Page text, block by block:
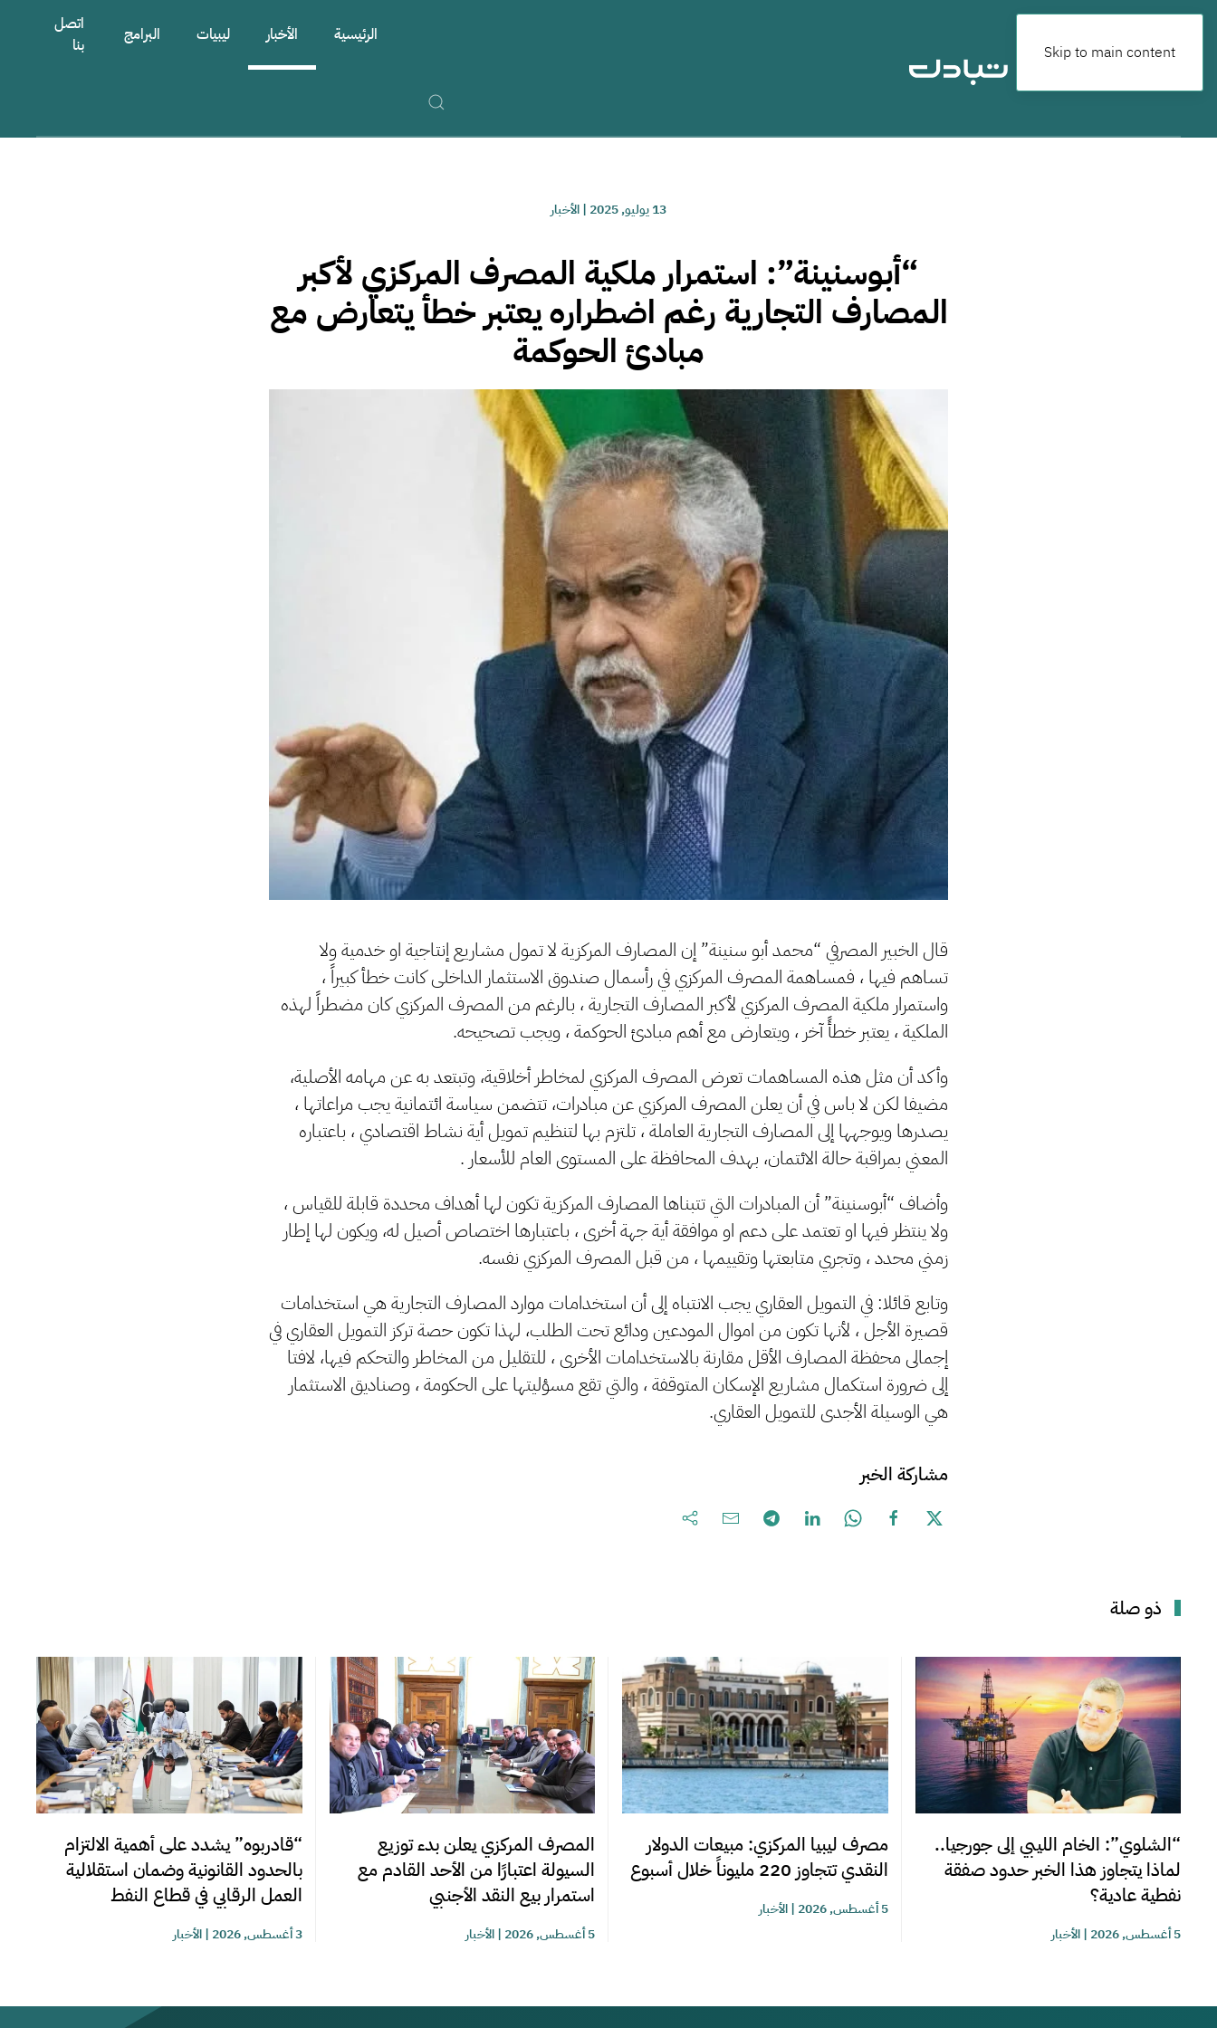
Skip to main content
الرئيسية الأخبار ليبيات البرامج
اتصل
بنا
13 يوليو, 2025 |الأخبار
“أبوسنينة”: استمرار ملكية المصرف المركزي لأكبر
المصارف التجارية رغم اضطراره يعتبر خطأ يتعارض مع
مبادئ الحوكمة
قال الخبير المصرفي “محمد أبو سنينة” إن المصارف المركزية لا تمول مشاريع إنتاجية او خدمية ولا
تساهم فيها ، فمساهمة المصرف المركزي في رأسمال صندوق الاستثمار الداخلى كانت خطأ كبيراً ،
واستمرار ملكية المصرف المركزي لأكبر المصارف التجارية ، بالرغم من المصرف المركزي كان مضطراً لهذه
الملكية ، يعتبر خطأً آخر ، ويتعارض مع أهم مبادئ الحوكمة ، ويجب تصحيحه.
وأكد أن مثل هذه المساهمات تعرض المصرف المركزي لمخاطر أخلاقية، وتبتعد به عن مهامه الأصلية،
مضيفا لكن لا باس في أن يعلن المصرف المركزي عن مبادرات، تتضمن سياسة ائتمانية يجب مراعاتها ،
يصدرها ويوجهها إلى المصارف التجارية العاملة ، تلتزم بها لتنظيم تمويل أية نشاط اقتصادي ، باعتباره
المعني بمراقبة حالة الائتمان، بهدف المحافظة على المستوى العام للأسعار .
وأضاف “أبوسنينة” أن المبادرات التي تتبناها المصارف المركزية تكون لها أهداف محددة قابلة للقياس ،
ولا ينتظر فيها او تعتمد على دعم او موافقة أية جهة أخرى ، باعتبارها اختصاص أصيل له، ويكون لها إطار
زمني محدد ، وتجري متابعتها وتقييمها ، من قبل المصرف المركزي نفسه.
وتابع قائلا: في التمويل العقاري يجب الانتباه إلى أن استخدامات موارد المصارف التجارية هي استخدامات
قصيرة الأجل ، لأنها تكون من اموال المودعين ودائع تحت الطلب، لهذا تكون حصة تركز التمويل العقاري في
إجمالى محفظة المصارف الأقل مقارنة بالاستخدامات الأخرى ، للتقليل من المخاطر والتحكم فيها، لافتا
إلى ضرورة استكمال مشاريع الإسكان المتوقفة ، والتي تقع مسؤليتها على الحكومة ، وصناديق الاستثمار
هي الوسيلة الأجدى للتمويل العقاري.
مشاركة الخبر
ذو صلة
“الشلوي”: الخام الليبي إلى جورجيا..
لماذا يتجاوز هذا الخبر حدود صفقة
نفطية عادية؟
5 أغسطس, 2026 |الأخبار
مصرف ليبيا المركزي: مبيعات الدولار
النقدي تتجاوز 220 مليوناً خلال أسبوع
5 أغسطس, 2026 |الأخبار
المصرف المركزي يعلن بدء توزيع
السيولة اعتبارًا من الأحد القادم مع
استمرار بيع النقد الأجنبي
5 أغسطس, 2026 |الأخبار
“قادربوه” يشدد على أهمية الالتزام
بالحدود القانونية وضمان استقلالية
العمل الرقابي في قطاع النفط
3 أغسطس, 2026 |الأخبار